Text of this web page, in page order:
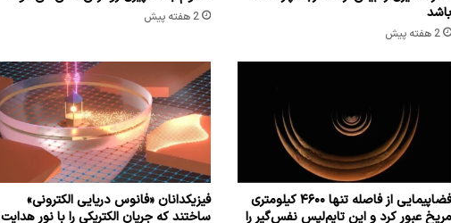
باشد
2 هفته پیش
2 هفته پیش
فضاپیمایی از فاصله تنها ۴۶۰۰ کیلومتری
مریخ عبور کرد و این تایم‌لپس نفس‌گیر را
فیزیکدانان «فانوس دریایی الکترونی»
ساختند که جریان الکتریکی را با نور هدایت